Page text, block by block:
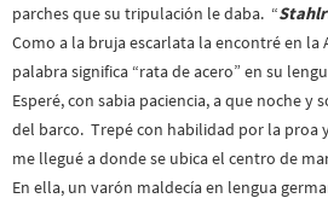
parches que su tripulación le daba. “
Como a la bruja escarlata la encontré en la
palabra significa “rata de acero” en su
Esperé, con sabia paciencia, a que noche y
del barco. Trepé con habilidad por la proa
me llegué a donde se ubica el centro de
En ella, un varón maldecía en lengua